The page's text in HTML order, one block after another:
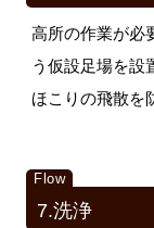
高所の作業が必
う仮設足場を設
ほこりの飛散を
7.洗浄